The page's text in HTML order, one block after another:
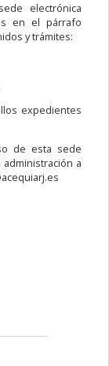
electrónica
en el párrafo
y trámites:
expedientes
de esta sede
a